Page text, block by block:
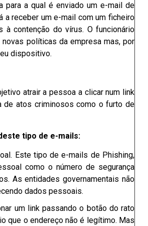
para a qual é enviado um e-mail de
a receber um e-mail com um ficheiro
à contenção do vírus. O funcionário
políticas da empresa mas, por
dispositivo.
atrair a pessoa a clicar num link
de atos criminosos como o furto de
tipo de e-mails:
Este tipo de e-mails de Phishing,
como o número de segurança
As entidades governamentais não
dados pessoais.
um link passando o botão do rato
que o endereço não é legítimo. Mas